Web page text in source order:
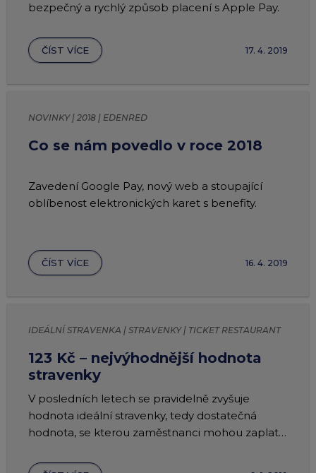
bezpečný a rychlý způsob placení s Apple Pay.
ČÍST VÍCE 17. 4. 2019
NOVINKY | 2018 | EDENRED
Co se nám povedlo v roce 2018
Zavedení Google Pay, nový web a stoupající
oblíbenost elektronických karet s benefity.
ČÍST VÍCE 16. 4. 2019
IDEÁLNÍ STRAVENKA | STRAVENKY | TICKET RESTAURANT
123 Kč – nejvýhodnější hodnota
stravenky
V posledních letech se pravidelně zvyšuje
hodnota ideální stravenky, tedy dostatečná
hodnota, se kterou zaměstnanci mohou zaplatit